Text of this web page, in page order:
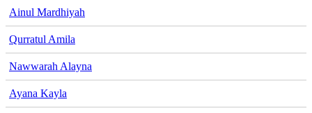
Ainul Mardhiyah
Qurratul Amila
Nawwarah Alayna
Ayana Kayla